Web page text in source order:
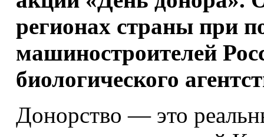
регионах страны при
машиностроителей
биологического
Донорство — это